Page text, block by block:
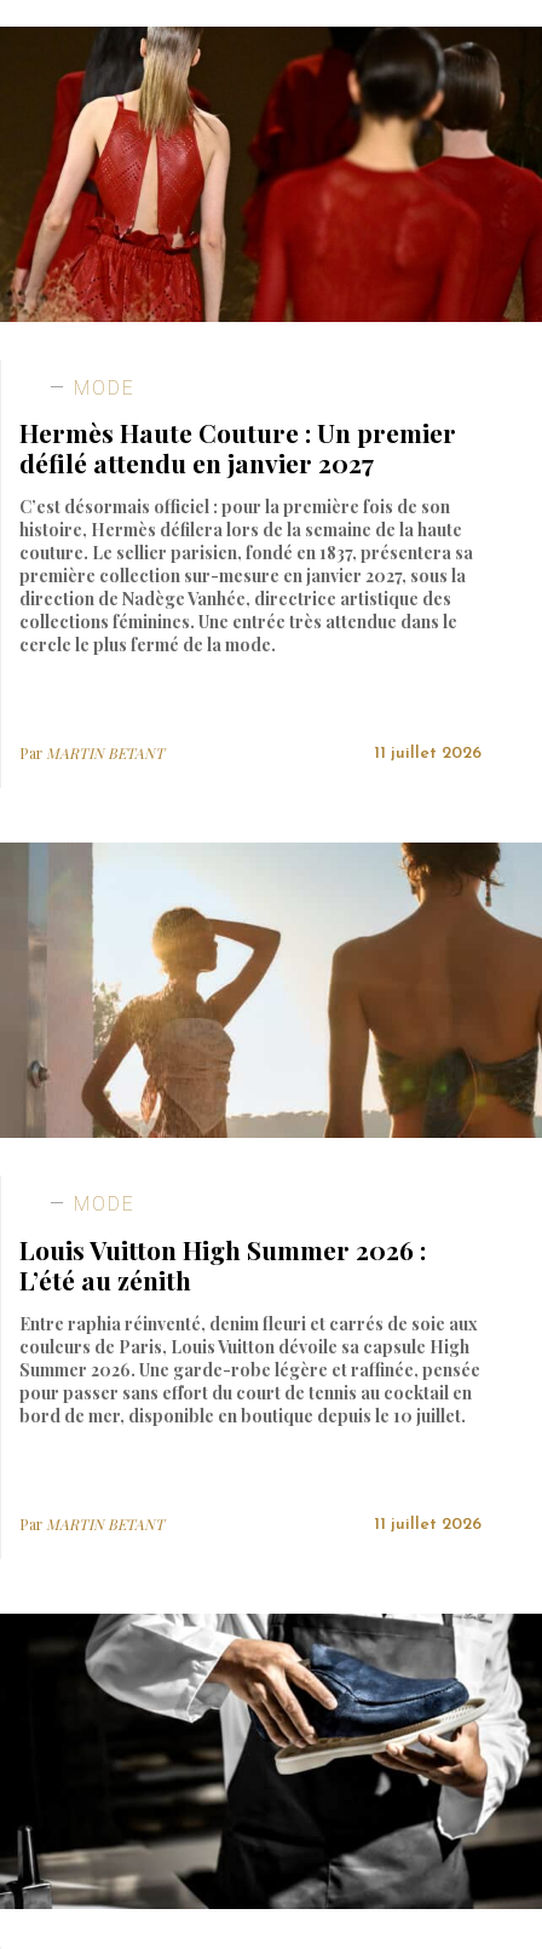
MODE
Hermès Haute Couture : Un premier
défilé attendu en janvier 2027
C’est désormais officiel : pour la première fois de son
histoire, Hermès défilera lors de la semaine de la haute
couture. Le sellier parisien, fondé en 1837, présentera sa
première collection sur-mesure en janvier 2027, sous la
direction de Nadège Vanhée, directrice artistique des
collections féminines. Une entrée très attendue dans le
cercle le plus fermé de la mode.
Par MARTIN BETANT 11 juillet 2026
MODE
Louis Vuitton High Summer 2026 :
L’été au zénith
Entre raphia réinventé, denim fleuri et carrés de soie aux
couleurs de Paris, Louis Vuitton dévoile sa capsule High
Summer 2026. Une garde-robe légère et raffinée, pensée
pour passer sans effort du court de tennis au cocktail en
bord de mer, disponible en boutique depuis le 10 juillet.
Par MARTIN BETANT 11 juillet 2026